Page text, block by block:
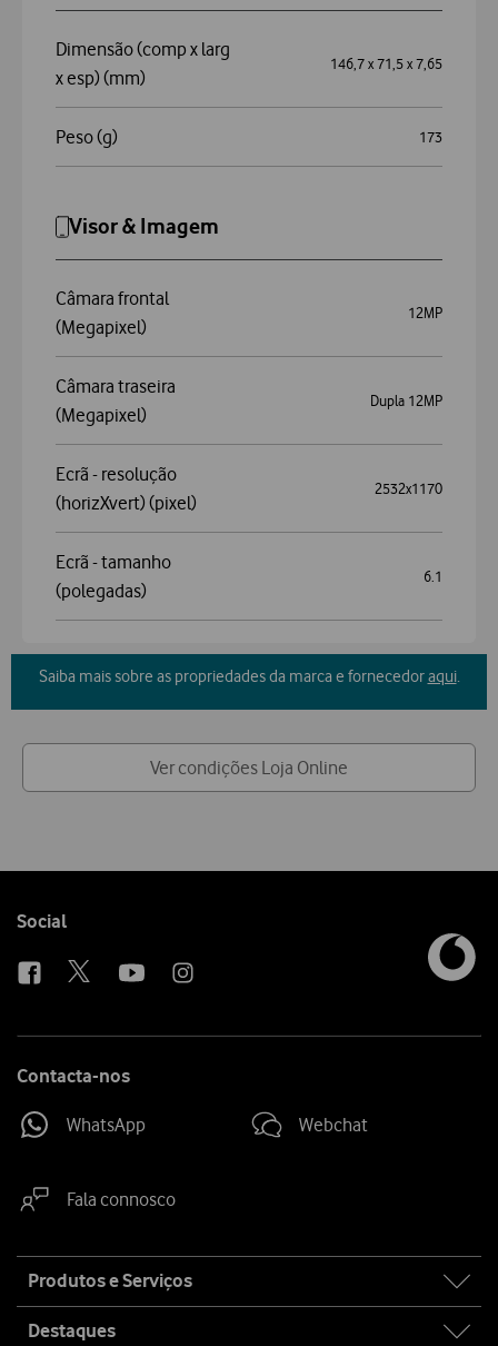
Dimensão (comp x larg
x esp) (mm)
146,7 x 71,5 x 7,65
Peso (g) 173
Visor & Imagem
Câmara frontal
(Megapixel)
12MP
Câmara traseira
(Megapixel)
Dupla 12MP
Ecrã - resolução
(horizXvert) (pixel)
2532x1170
Ecrã - tamanho
(polegadas)
6.1
Saiba mais sobre as propriedades da marca e fornecedoraqui.
Ver condições Loja Online
Follow
Social
Contacta-nos
WhatsApp Webchat
Fala connosco
map
Produtos e Serviços
Destaques